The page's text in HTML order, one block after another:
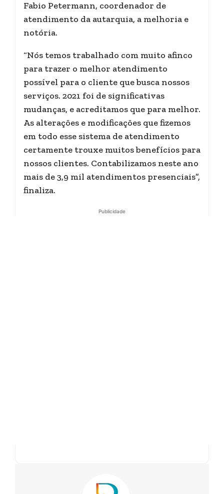
Fabio Petermann, coordenador de
atendimento da autarquia, a melhoria e
notória.
“Nós temos trabalhado com muito afinco
para trazer o melhor atendimento
possível para o cliente que busca nossos
serviços. 2021 foi de significativas
mudanças, e acreditamos que para melhor.
As alterações e modificações que fizemos
em todo esse sistema de atendimento
certamente trouxe muitos benefícios para
nossos clientes. Contabilizamos neste ano
mais de 3,9 mil atendimentos presenciais”,
finaliza.
Publicidade